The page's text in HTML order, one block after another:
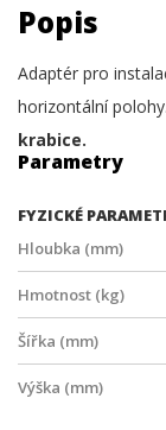
Popis
Adaptér pro
horizontální
krabice.
Parametry
FYZICKÉ
Hloubka (mm)
Hmotnost (kg)
Šířka (mm)
Výška (mm)